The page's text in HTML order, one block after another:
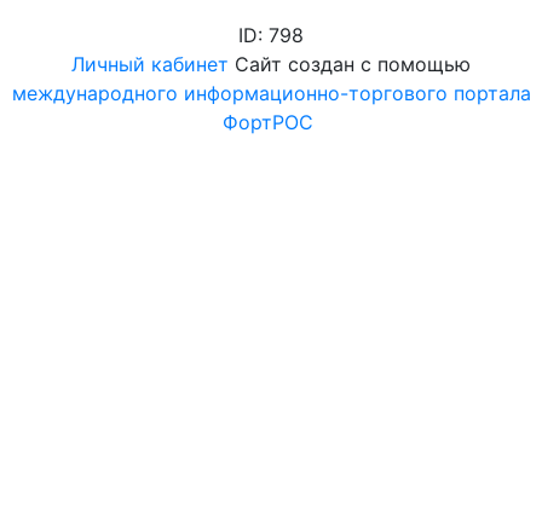
ID: 798
Личный кабинет Сайт создан с помощью
международного информационно-торгового портала
ФортРОС